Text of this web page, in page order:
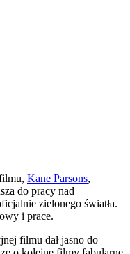
Kane Parsons,
do pracy nad
zielonego światła.
i prace.
filmu dał jasno do